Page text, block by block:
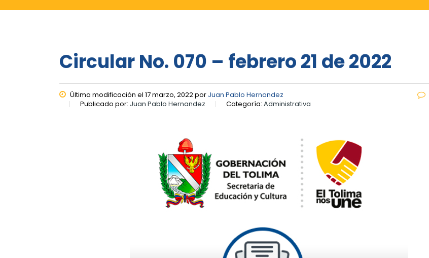
Circular No. 070 – febrero 21 de 2022
Última modificación el 17 marzo, 2022 por Juan Pablo Hernandez
Publicado por: Juan Pablo Hernandez Categoría: Administrativa